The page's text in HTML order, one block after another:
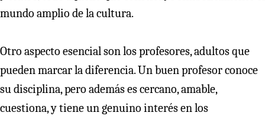
mundo amplio de la cultura.
Otro aspecto esencial son los profesores, adultos que
pueden marcar la diferencia. Un buen profesor conoce
su disciplina, pero además es cercano, amable,
cuestiona, y tiene un genuino interés en los